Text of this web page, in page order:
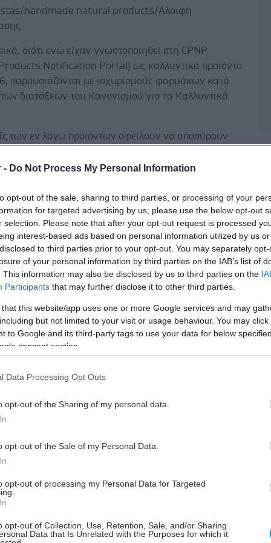
- Do Not Process My Personal Information
opt-out of the sale, sharing to third parties, or processing of your
for targeted advertising by us, please use the below opt-out
selection. Please note that after your opt-out request is processed
interest-based ads based on personal information utilized by us
to third parties prior to your opt-out. You may separately
of your personal information by third parties on the IAB’s list of
This information may also be disclosed by us to third parties on the
Participants that may further disclose it to other third parties.
that this website/app uses one or more Google services and may
but not limited to your visit or usage behaviour. You may
to Google and its third-party tags to use your data for below
consent section.
Data Processing Opt Outs
opt-out of the Sharing of my personal data.
opt-out of the Sale of my Personal Data.
opt-out of processing my Personal Data for Targeted
opt-out of Collection, Use, Retention, Sale, and/or Sharing
Data that Is Unrelated with the Purposes for which it
handmade natural products/Αλοιφή
διότι ενώ είχαν γνωστοποιηθεί στη CPNP
Notification Portal) ως καλλυντικά προϊόντα
παρουσιάζονται με ισχυρισμούς φαρμάκων κατά
διατάξεων του Κανονισμού για τα Καλλυντικά
των εν λόγω προϊόντων οφείλουν να αποσύρουν
των εν λόγω προϊόντων οφείλουν να ενημερώσουν
πελάτες τους προς υλοποίηση της παρούσας και να
επιστροφών/ενημέρωσης στη διάθεση του
διάστημα 5 ετών.
εκδίδεται στο πλαίσιο της προστασίας της
το iatronet.gr στο Discover
επιδερμίδα
και πάρκα στη γειτονιά μειώνουν τον κίνδυνο
2 [μελέτη]